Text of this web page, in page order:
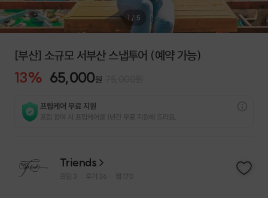
1 / 5
[부산] 소규모 서부산 스냅투어 (예약 가능)
13% 65,000원
프립케어 무료 지원
프립 참여 시 프립케어를 1년간 무료 지원해 드리요.
Triends
프립 3 후기 36 찜 170